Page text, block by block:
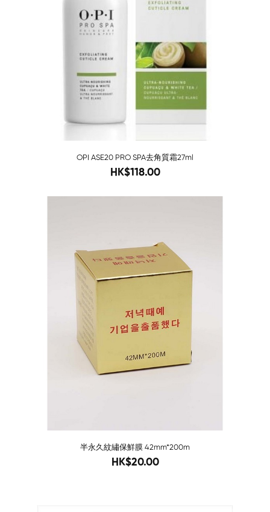
OPI ASE20 PRO SPA去角質霜27ml
120
HK$118.00
半永久紋繡保鮮膜 42mm*200m
25
HK$20.00